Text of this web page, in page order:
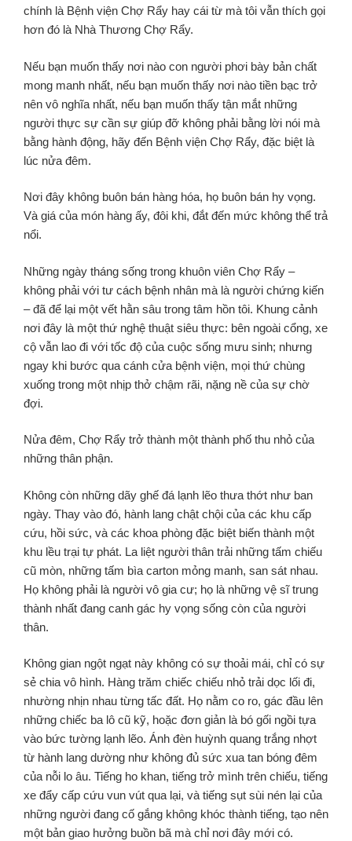
chính là Bệnh viện Chợ Rẩy hay cái từ mà tôi vẫn thích gọi
hơn đó là Nhà Thương Chợ Rẩy.
Nếu bạn muốn thấy nơi nào con người phơi bày bản chất
mong manh nhất, nếu bạn muốn thấy nơi nào tiền bạc trở
nên vô nghĩa nhất, nếu bạn muốn thấy tận mắt những
người thực sự cần sự giúp đỡ không phải bằng lời nói mà
bằng hành động, hãy đến Bệnh viện Chợ Rẩy, đặc biệt là
lúc nửa đêm.
Nơi đây không buôn bán hàng hóa, họ buôn bán hy vọng.
Và giá của món hàng ấy, đôi khi, đắt đến mức không thể trả
nổi.
Những ngày tháng sống trong khuôn viên Chợ Rẩy –
không phải với tư cách bệnh nhân mà là người chứng kiến
– đã để lại một vết hằn sâu trong tâm hồn tôi. Khung cảnh
nơi đây là một thứ nghệ thuật siêu thực: bên ngoài cổng, xe
cộ vẫn lao đi với tốc độ của cuộc sống mưu sinh; nhưng
ngay khi bước qua cánh cửa bệnh viện, mọi thứ chùng
xuống trong một nhịp thở chậm rãi, nặng nề của sự chờ
đợi.
Nửa đêm, Chợ Rẩy trở thành một thành phố thu nhỏ của
những thân phận.
Không còn những dãy ghế đá lạnh lẽo thưa thớt như ban
ngày. Thay vào đó, hành lang chật chội của các khu cấp
cứu, hồi sức, và các khoa phòng đặc biệt biến thành một
khu lều trại tự phát. La liệt người thân trải những tấm chiếu
cũ mòn, những tấm bìa carton mỏng manh, san sát nhau.
Họ không phải là người vô gia cư; họ là những vệ sĩ trung
thành nhất đang canh gác hy vọng sống còn của người
thân.
Không gian ngột ngạt này không có sự thoải mái, chỉ có sự
sẻ chia vô hình. Hàng trăm chiếc chiếu nhỏ trải dọc lối đi,
nhường nhịn nhau từng tấc đất. Họ nằm co ro, gác đầu lên
những chiếc ba lô cũ kỹ, hoặc đơn giản là bó gối ngồi tựa
vào bức tường lạnh lẽo. Ánh đèn huỳnh quang trắng nhợt
từ hành lang dường như không đủ sức xua tan bóng đêm
của nỗi lo âu. Tiếng ho khan, tiếng trở mình trên chiếu, tiếng
xe đẩy cấp cứu vun vút qua lại, và tiếng sụt sùi nén lại của
những người đang cố gắng không khóc thành tiếng, tạo nên
một bản giao hưởng buồn bã mà chỉ nơi đây mới có.